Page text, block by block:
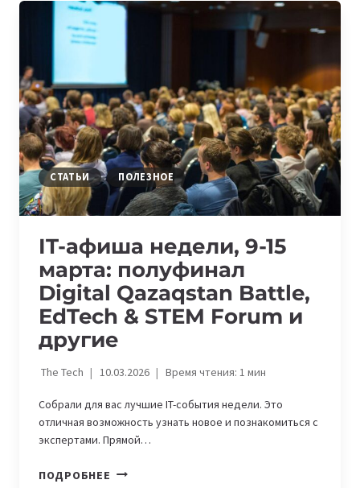
28
CONF
2026,
DATABOOM
BIRTHDAY
И
TECHSTARS
STARTUP
WEEKEND
СТАТЬИ ПОЛЕЗНОЕ
IT-афиша недели, 9-15
марта: полуфинал
Digital Qazaqstan Battle,
EdTech & STEM Forum и
другие
The Tech 10.03.2026 Время чтения: 1мин
Собрали для вас лучшие IT-события недели. Это
отличная возможность узнать новое и познакомиться с
экспертами. Прямой…
ПОДРОБНЕЕ IT-